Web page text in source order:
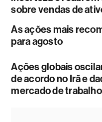
sobre vendas de
As ações mais
para agosto
Ações globais
de acordo no Irã e
mercado de